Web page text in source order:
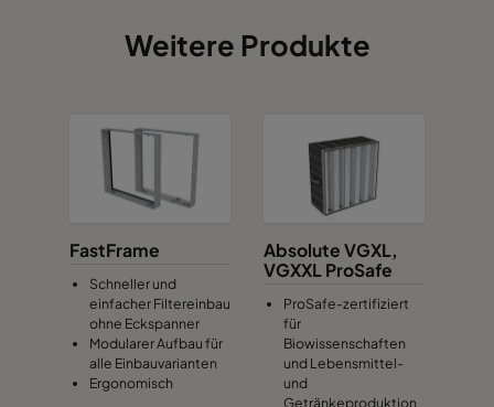
Weitere Produkte
FastFrame
Schneller und
einfacher Filtereinbau
ohne Eckspanner
Modularer Aufbau für
alle Einbauvarianten
Ergonomisch
Absolute VGXL,
VGXXL ProSafe
ProSafe-zertifiziert
für
Biowissenschaften
und Lebensmittel-
und
Getränkeproduktion